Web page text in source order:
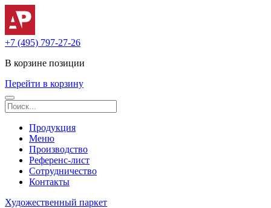
+7 (495) 797-27-26
В корзине позиции
Перейти в корзину
Продукция
Меню
Производство
Референс-лист
Сотрудничество
Контакты
Художественный паркет